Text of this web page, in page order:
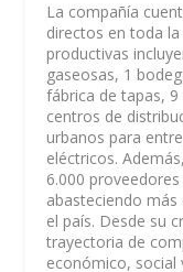
La compañía
directos en toda
productivas
gaseosas, 1
fábrica de tapas,
centros de
urbanos para
eléctricos.
6.000
abasteciendo
el país. Desde su
trayectoria de
económico, social